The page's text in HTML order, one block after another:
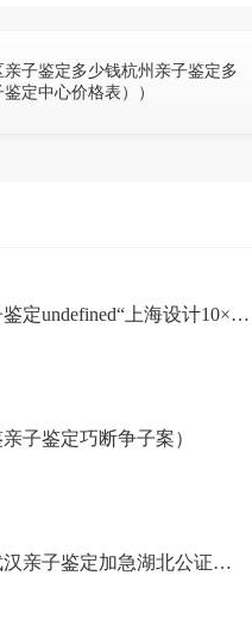
子鉴定多少钱杭州亲子鉴定多
定中心价格表））
上海设计大展（武汉亲子鉴定undefined“上海设计10×10”全球设计高峰会，聚焦未来设计）
子鉴定巧断争子案）
湖北公证处收费标准（武汉亲子鉴定加急湖北公证处-在线申办公证）